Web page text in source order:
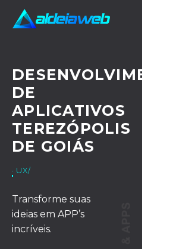
DESENVOLVIMENTO
DE
APLICATIVOS
TEREZÓPOLIS
DE GOIÁS
· UX/UI DESIGN
Transforme suas
ideias em APP’s
incríveis.